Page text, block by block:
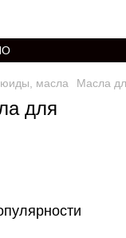
масла Масла
для